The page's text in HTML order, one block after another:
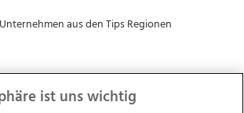
NACHRICHTENÜBERSICHT
ist uns wichtig